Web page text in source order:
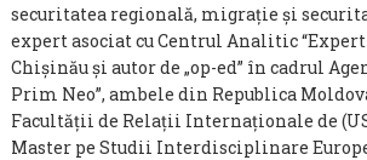
securitatea regională, migrație și
expert asociat cu Centrul Analitic
Chișinău și autor de „op-ed” în cadrul
Prim Neo”, ambele din Republica
Facultății de Relații Internaționale de
Master pe Studii Interdisciplinare